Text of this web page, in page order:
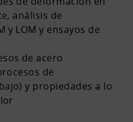
análisis de
y LOM y ensayos de
de acero
de
y propiedades a lo